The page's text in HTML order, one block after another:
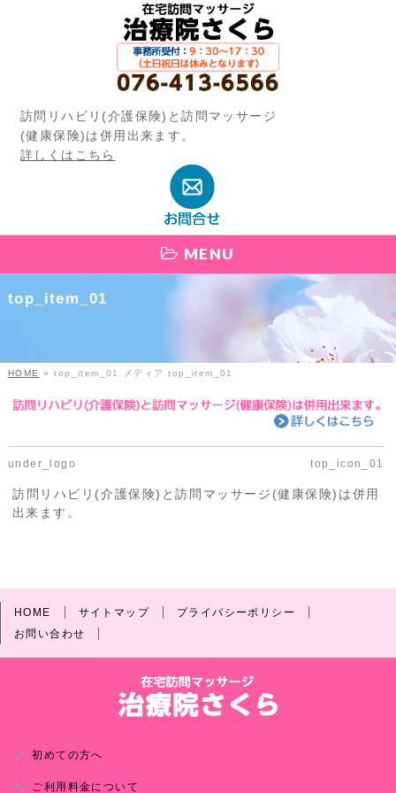
訪問リハビリ(介護保険)と訪問マッサージ
(健康保険)は併用出来ます。
詳しくはこちら
MENU
top_item_01
HOME » top_item_01 メディア top_item_01
under_logo top_icon_01
訪問リハビリ(介護保険)と訪問マッサージ(健康保険)は併用
出来ます。
HOME サイトマップ
プライバシーポリシー
お問い合わせ
初めての方へ
ご利用料金について